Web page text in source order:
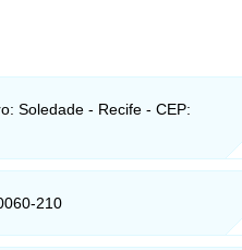
Soledade - Recife - CEP:
210